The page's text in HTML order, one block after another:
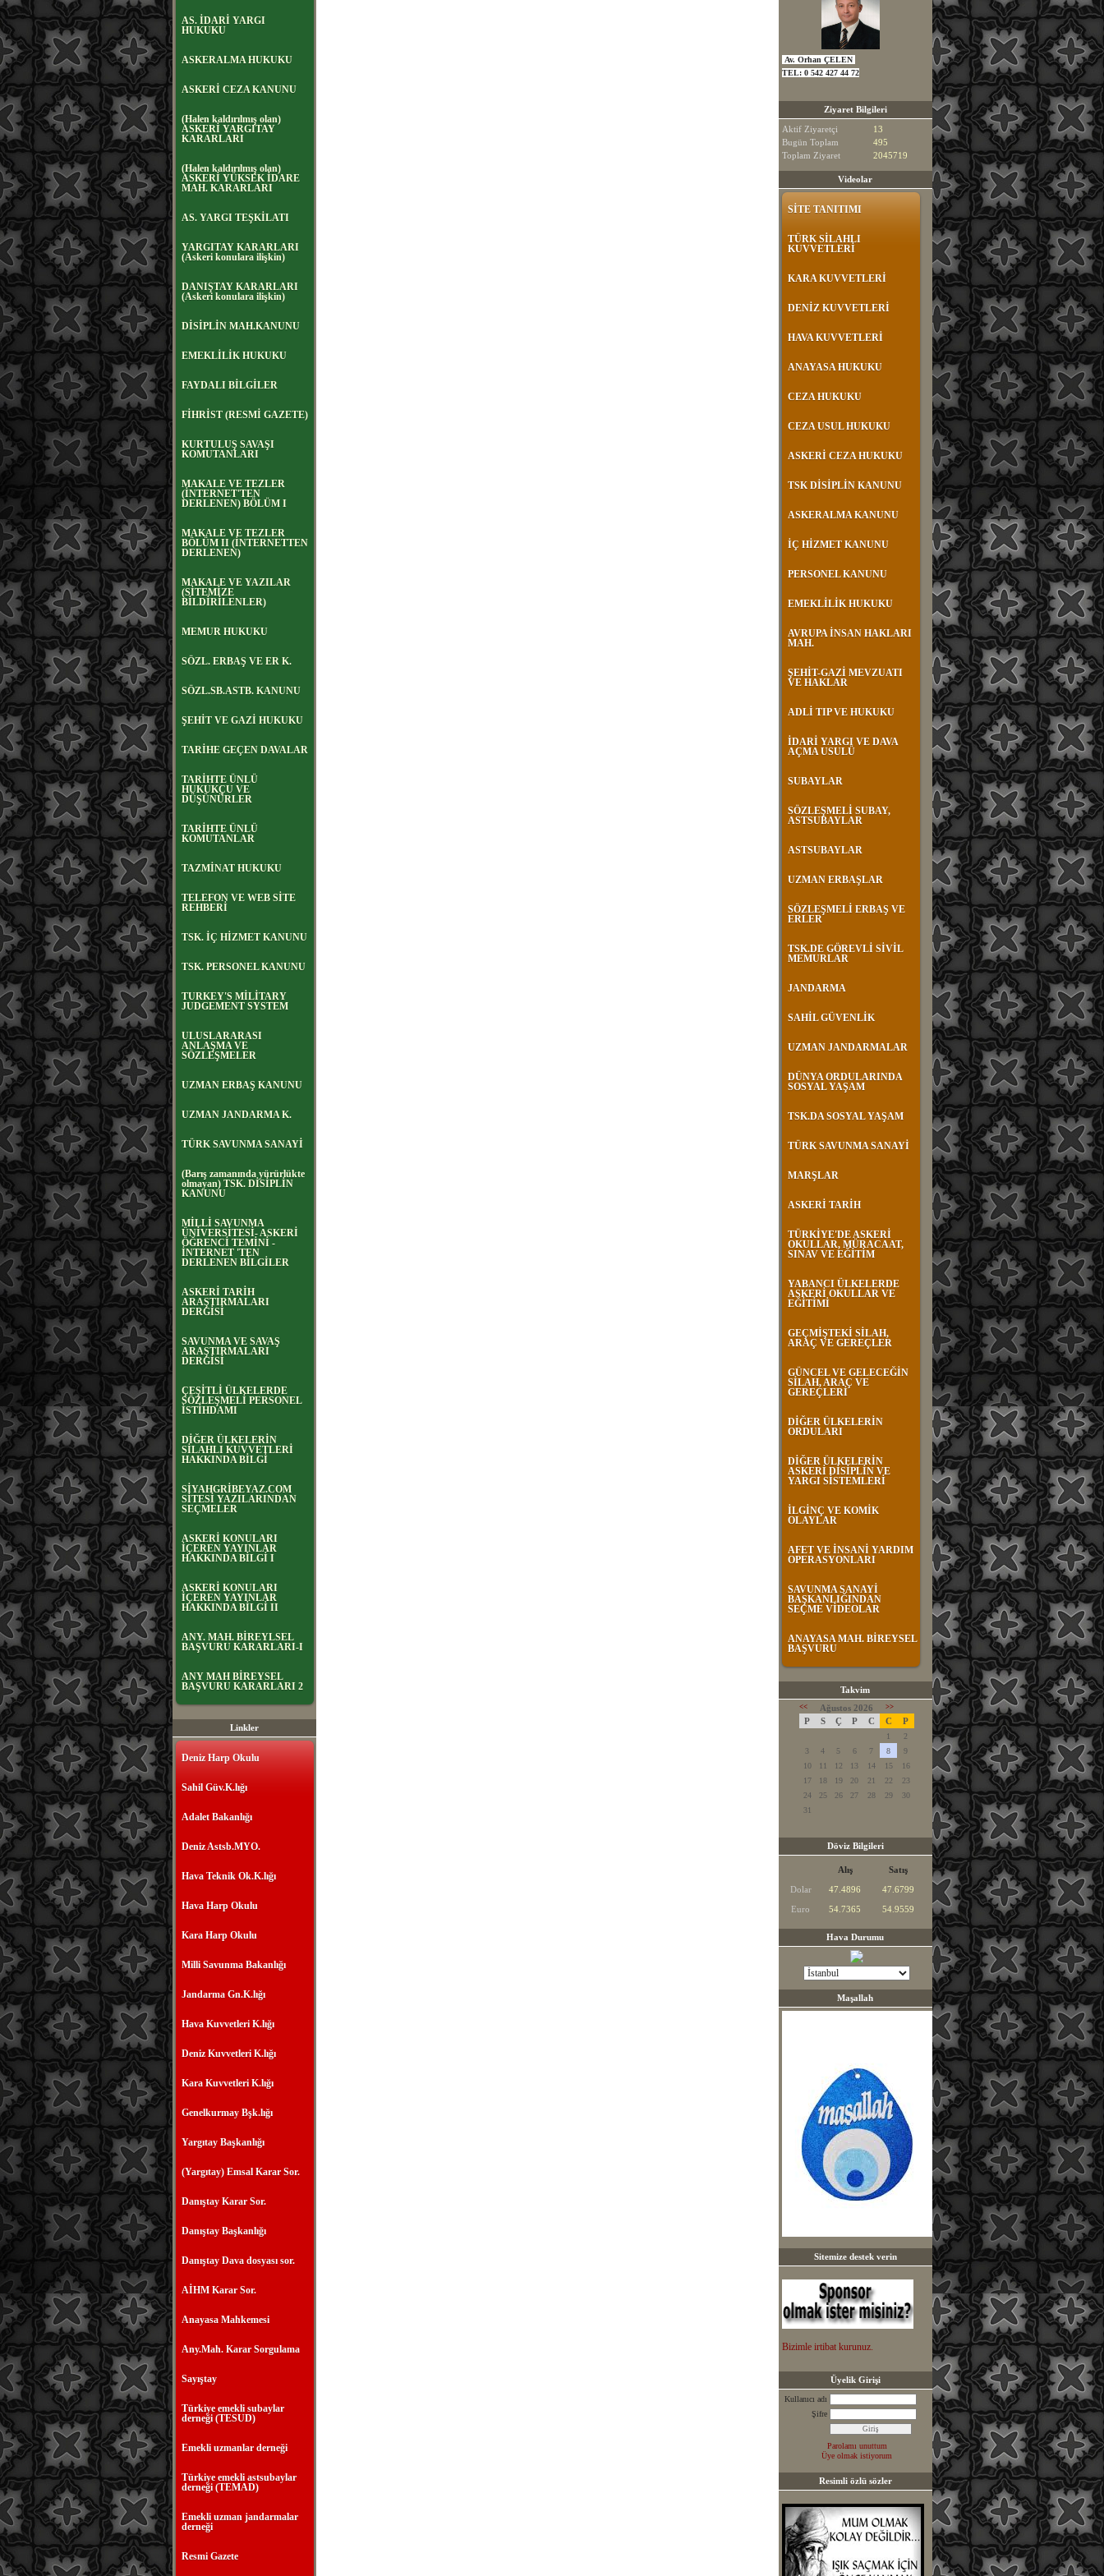
AS. İDARİ YARGI
HUKUKU
ASKERALMA HUKUKU
ASKERİ CEZA KANUNU
(Halen kaldırılmış olan)
ASKERİ YARGITAY
KARARLARI
(Halen kaldırılmış olan)
ASKERİ YÜKSEK İDARE
MAH. KARARLARI
AS. YARGI TEŞKİLATI
YARGITAY KARARLARI
(Askeri konulara ilişkin)
DANIŞTAY KARARLARI
(Askeri konulara ilişkin)
DİSİPLİN MAH.KANUNU
EMEKLİLİK HUKUKU
FAYDALI BİLGİLER
FİHRİST (RESMİ GAZETE)
KURTULUŞ SAVAŞI
KOMUTANLARI
MAKALE VE TEZLER
(İNTERNET'TEN
DERLENEN) BÖLÜM I
MAKALE VE TEZLER
BÖLÜM II (İNTERNETTEN
DERLENEN)
MAKALE VE YAZILAR
(SİTEMİZE
BİLDİRİLENLER)
MEMUR HUKUKU
SÖZL. ERBAŞ VE ER K.
SÖZL.SB.ASTB. KANUNU
ŞEHİT VE GAZİ HUKUKU
TARİHE GEÇEN DAVALAR
TARİHTE ÜNLÜ
HUKUKÇU VE
DÜŞÜNÜRLER
TARİHTE ÜNLÜ
KOMUTANLAR
TAZMİNAT HUKUKU
TELEFON VE WEB SİTE
REHBERİ
TSK. İÇ HİZMET KANUNU
TSK. PERSONEL KANUNU
TURKEY'S MİLİTARY
JUDGEMENT SYSTEM
ULUSLARARASI
ANLAŞMA VE
SÖZLEŞMELER
UZMAN ERBAŞ KANUNU
UZMAN JANDARMA K.
TÜRK SAVUNMA SANAYİ
(Barış zamanında yürürlükte
olmayan) TSK. DİSİPLİN
KANUNU
MİLLİ SAVUNMA
ÜNİVERSİTESİ- ASKERİ
ÖĞRENCİ TEMİNİ -
İNTERNET 'TEN
DERLENEN BİLGİLER
ASKERİ TARİH
ARAŞTIRMALARI
DERGİSİ
SAVUNMA VE SAVAŞ
ARAŞTIRMALARI
DERGİSİ
ÇEŞİTLİ ÜLKELERDE
SÖZLEŞMELİ PERSONEL
İSTİHDAMI
DİĞER ÜLKELERİN
SİLAHLI KUVVETLERİ
HAKKINDA BİLGİ
SİYAHGRİBEYAZ.COM
SİTESİ YAZILARINDAN
SEÇMELER
ASKERİ KONULARI
İÇEREN YAYINLAR
HAKKINDA BİLGİ I
ASKERİ KONULARI
İÇEREN YAYINLAR
HAKKINDA BİLGİ II
ANY. MAH. BİREYLSEL
BAŞVURU KARARLARI-I
ANY MAH BİREYSEL
BAŞVURU KARARLARI 2
Linkler
Deniz Harp Okulu
Sahil Güv.K.lığı
Adalet Bakanlığı
Deniz Astsb.MYO.
Hava Teknik Ok.K.lığı
Hava Harp Okulu
Kara Harp Okulu
Milli Savunma Bakanlığı
Jandarma Gn.K.lığı
Hava Kuvvetleri K.lığı
Deniz Kuvvetleri K.lığı
Kara Kuvvetleri K.lığı
Genelkurmay Bşk.lığı
Yargıtay Başkanlığı
(Yargıtay) Emsal Karar Sor.
Danıştay Karar Sor.
Danıştay Başkanlığı
Danıştay Dava dosyası sor.
AİHM Karar Sor.
Anayasa Mahkemesi
Any.Mah. Karar Sorgulama
Sayıştay
Türkiye emekli subaylar
derneği (TESUD)
Emekli uzmanlar derneği
Türkiye emekli astsubaylar
derneği (TEMAD)
Emekli uzman jandarmalar
derneği
Resmi Gazete
Av. Orhan ÇELEN
TEL: 0 542 427 44 72
Ziyaret Bilgileri
Aktif Ziyaretçi
13
Bugün Toplam
495
Toplam Ziyaret
2045719
Videolar
SİTE TANITIMI
TÜRK SİLAHLI
KUVVETLERİ
KARA KUVVETLERİ
DENİZ KUVVETLERİ
HAVA KUVVETLERİ
ANAYASA HUKUKU
CEZA HUKUKU
CEZA USUL HUKUKU
ASKERİ CEZA HUKUKU
TSK DİSİPLİN KANUNU
ASKERALMA KANUNU
İÇ HİZMET KANUNU
PERSONEL KANUNU
EMEKLİLİK HUKUKU
AVRUPA İNSAN HAKLARI
MAH.
ŞEHİT-GAZİ MEVZUATI
VE HAKLAR
ADLİ TIP VE HUKUKU
İDARİ YARGI VE DAVA
AÇMA USULÜ
SUBAYLAR
SÖZLEŞMELİ SUBAY,
ASTSUBAYLAR
ASTSUBAYLAR
UZMAN ERBAŞLAR
SÖZLEŞMELİ ERBAŞ VE
ERLER
TSK.DE GÖREVLİ SİVİL
MEMURLAR
JANDARMA
SAHİL GÜVENLİK
UZMAN JANDARMALAR
DÜNYA ORDULARINDA
SOSYAL YAŞAM
TSK.DA SOSYAL YAŞAM
TÜRK SAVUNMA SANAYİ
MARŞLAR
ASKERİ TARİH
TÜRKİYE'DE ASKERİ
OKULLAR, MÜRACAAT,
SINAV VE EĞİTİM
YABANCI ÜLKELERDE
ASKERİ OKULLAR VE
EĞİTİMİ
GEÇMİŞTEKİ SİLAH,
ARAÇ VE GEREÇLER
GÜNCEL VE GELECEĞİN
SİLAH, ARAÇ VE
GEREÇLERİ
DİĞER ÜLKELERİN
ORDULARI
DİĞER ÜLKELERİN
ASKERİ DİSİPLİN VE
YARGI SİSTEMLERİ
İLGİNÇ VE KOMİK
OLAYLAR
AFET VE İNSANİ YARDIM
OPERASYONLARI
SAVUNMA SANAYİ
BAŞKANLIĞINDAN
SEÇME VİDEOLAR
ANAYASA MAH. BİREYSEL
BAŞVURU
Takvim
<< Ağustos 2026 >>
P S Ç P C C P
1
2
3
4 5 6 7 8
9
10
11 12 13 14 15
16
17
18 19 20 21 22
23
24
25 26 27 28 29
30
31
Döviz Bilgileri
Alış
Satış
Dolar
47.4896
47.6799
Euro
54.7365 54.9559
Hava Durumu
Maşallah
Sitemize destek verin
Bizimle irtibat kurunuz.
Üyelik Girişi
Kullanıcı adı
Şifre
Parolamı unuttum
Üye olmak istiyorum
Resimli özlü sözler